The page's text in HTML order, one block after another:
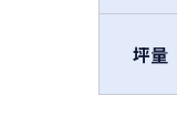
坪量